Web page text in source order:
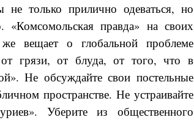
только прилично одеваться, но
«Комсомольская правда» на своих
вещает о глобальной проблеме
от грязи, от блуда, от того, что в
Не обсуждайте свои постельные
пространстве. Не устраивайте
Уберите из общественного